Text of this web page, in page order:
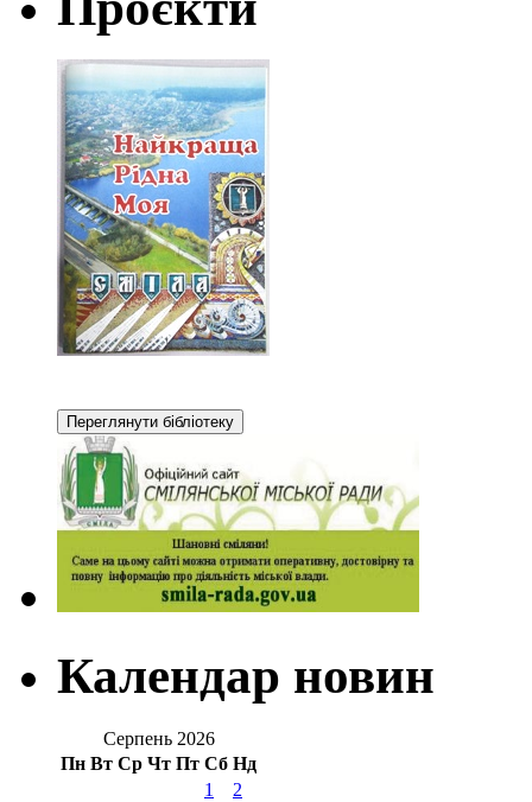
Календар новин
Серпень 2026
Пн Вт Ср Чт Пт Сб Нд
1
2